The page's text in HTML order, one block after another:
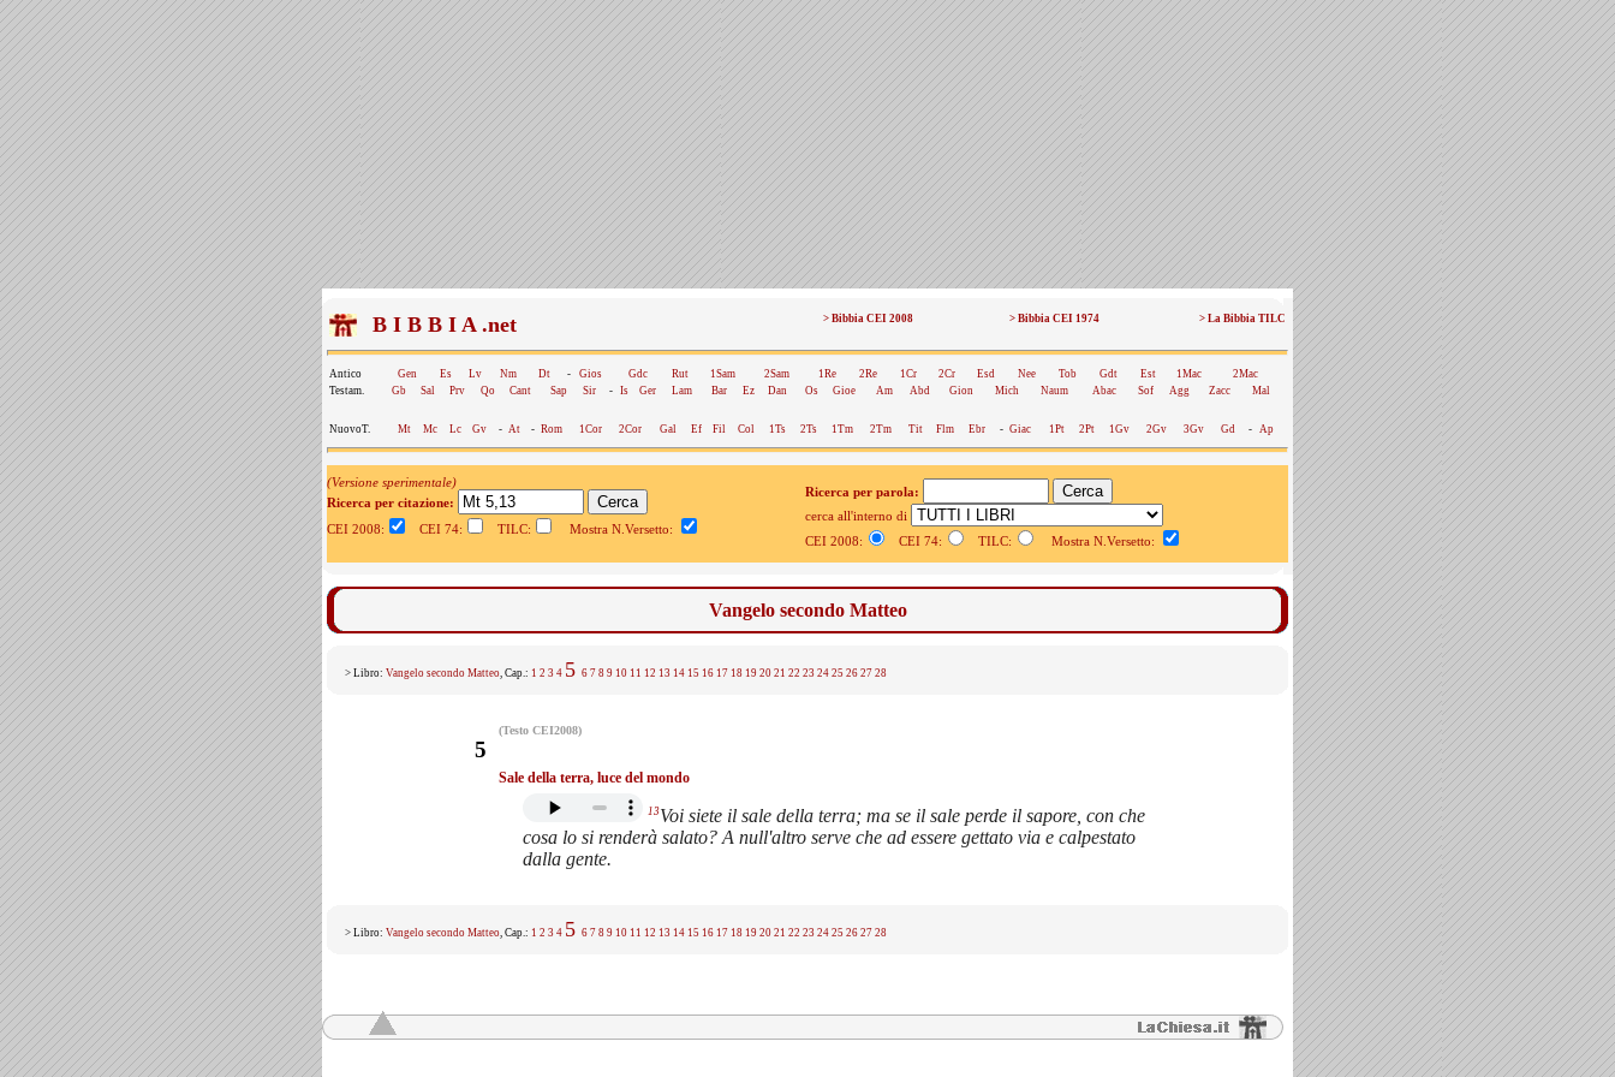
B I B B I A .net > Bibbia CEI 2008 > Bibbia CEI 1974 > La Bibbia TILC
Antico Gen Es Lv Nm Dt - Gios Gdc Rut 1Sam 2Sam 1Re 2Re 1Cr 2Cr Esd Nee Tob Gdt Est 1Mac
2Mac
Testam.
Gb Sal Prv Qo Cant Sap Sir - Is Ger Lam Bar Ez Dan Os Gioe Am Abd Gion Mich Naum Abac Sof Agg Zacc Mal
NuovoT. Mt Mc Lc Gv - At - Rom 1Cor 2Cor Gal Ef Fil Col 1Ts 2Ts 1Tm 2Tm Tit Flm Ebr - Giac 1Pt 2Pt 1Gv 2Gv 3Gv Gd - Ap
(Versione sperimentale)
Ricerca per citazione:
CEI 2008:
CEI 74: TILC: Mostra N.Versetto:
Ricerca per parola:
cerca all'interno di
CEI 2008:
CEI 74: TILC: Mostra N.Versetto:
Vangelo secondo Matteo
> Libro: Vangelo secondo Matteo, Cap.: 1 2 3 4 5 6 7 8 9 10 11 12 13 14 15 16 17 18 19 20 21 22 23 24 25 26 27 28
(Testo CEI2008)
5
Sale della terra, luce del mondo
13Voi siete il sale della terra; ma se il sale perde il sapore, con che
cosa lo si renderà salato? A null'altro serve che ad essere gettato via e calpestato
dalla gente.
> Libro: Vangelo secondo Matteo, Cap.: 1 2 3 4 5 6 7 8 9 10 11 12 13 14 15 16 17 18 19 20 21 22 23 24 25 26 27 28